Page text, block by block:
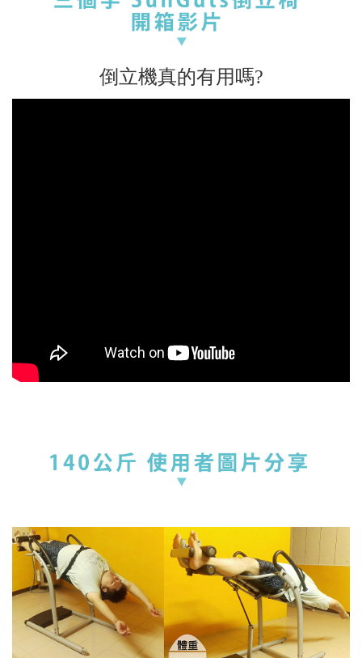
倒立機真的有用嗎?